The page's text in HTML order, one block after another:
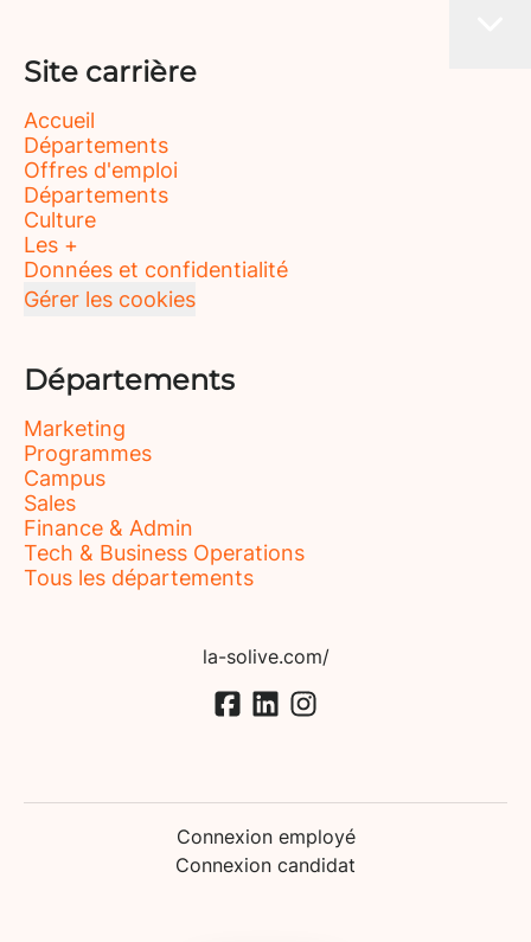
Site carrière
Accueil
Départements
Offres d'emploi
Départements
Culture
Les +
Données et confidentialité
Gérer les cookies
Départements
Marketing
Programmes
Campus
Sales
Finance & Admin
Tech & Business Operations
Tous les départements
la-solive.com/
Connexion employé
Connexion candidat